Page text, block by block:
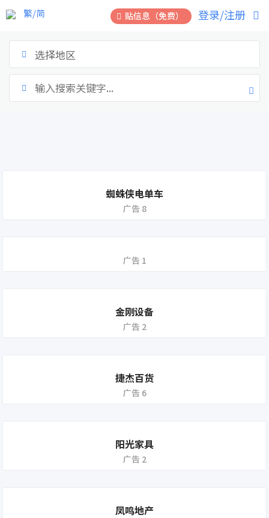
贴信息（免费） 登录/注册
繁/简
选择地区
蜘蛛侠电单车
广告 8
广告 1
金刚设备
广告 2
捷杰百货
广告 6
阳光家具
广告 2
凤鸣地产